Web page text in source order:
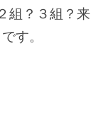
組？３組？来
す。